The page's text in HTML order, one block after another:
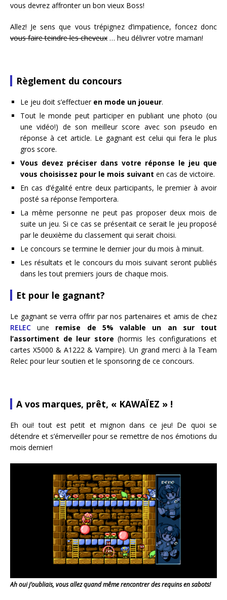
vous devrez affronter un bon vieux Boss!
Allez! Je sens que vous trépignez d’impatience, foncez donc
vous faire teindre les cheveux … heu délivrer votre maman!
Règlement du concours
Le jeu doit s’effectuer en mode un joueur.
Tout le monde peut participer en publiant une photo (ou
une vidéo!) de son meilleur score avec son pseudo en
réponse à cet article. Le gagnant est celui qui fera le plus
gros score.
Vous devez préciser dans votre réponse le jeu que
vous choisissez pour le mois suivant en cas de victoire.
En cas d’égalité entre deux participants, le premier à avoir
posté sa réponse l’emportera.
La même personne ne peut pas proposer deux mois de
suite un jeu. Si ce cas se présentait ce serait le jeu proposé
par le deuxième du classement qui serait choisi.
Le concours se termine le dernier jour du mois à minuit.
Les résultats et le concours du mois suivant seront publiés
dans les tout premiers jours de chaque mois.
Et pour le gagnant?
Le gagnant se verra offrir par nos partenaires et amis de chez
RELEC une remise de 5% valable un an sur tout
l’assortiment de leur store (hormis les configurations et
cartes X5000 & A1222 & Vampire). Un grand merci à la Team
Relec pour leur soutien et le sponsoring de ce concours.
A vos marques, prêt, « KAWAÏEZ » !
Eh oui! tout est petit et mignon dans ce jeu! De quoi se
détendre et s’émerveiller pour se remettre de nos émotions du
mois dernier!
Ah oui j’oubliais, vous allez quand même rencontrer des requins ensabots!